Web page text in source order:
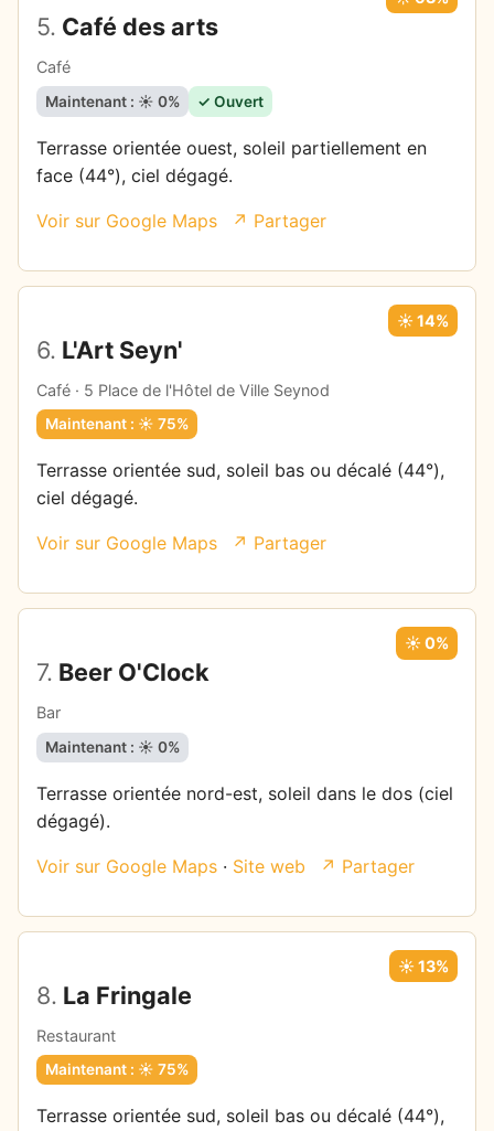
5. Café des arts
Café
Maintenant : ☀️ 0% ✓ Ouvert
Terrasse orientée ouest, soleil partiellement en
face (44°), ciel dégagé.
Voir sur Google Maps ↗ Partager
6. L'Art Seyn'
Café · 5 Place de l'Hôtel de Ville Seynod
☀️ 14%
Maintenant : ☀️ 75%
Terrasse orientée sud, soleil bas ou décalé (44°),
ciel dégagé.
Voir sur Google Maps ↗ Partager
7. Beer O'Clock
Bar
☀️ 0%
Maintenant : ☀️ 0%
Terrasse orientée nord-est, soleil dans le dos (ciel
dégagé).
Voir sur Google Maps · Site web ↗ Partager
8. La Fringale
Restaurant
☀️ 13%
Maintenant : ☀️ 75%
Terrasse orientée sud, soleil bas ou décalé (44°),